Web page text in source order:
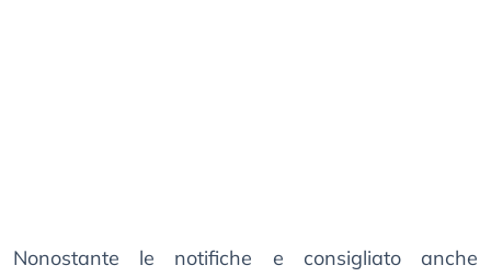
Nonostante le notifiche e consigliato anche